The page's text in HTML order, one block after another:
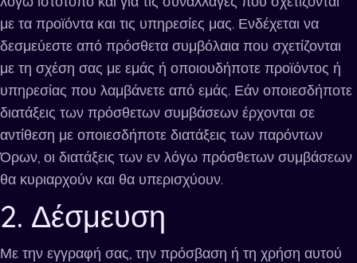
με τα προϊόντα και τις υπηρεσίες μας. Ενδέχεται να
δεσμεύεστε από πρόσθετα συμβόλαια που σχετίζονται
με τη σχέση σας με εμάς ή οποιουδήποτε προϊόντος ή
υπηρεσίας που λαμβάνετε από εμάς. Εάν οποιεσδήποτε
διατάξεις των πρόσθετων συμβάσεων έρχονται σε
αντίθεση με οποιεσδήποτε διατάξεις των παρόντων
Όρων, οι διατάξεις των εν λόγω πρόσθετων συμβάσεων
θα κυριαρχούν και θα υπερισχύουν.
2. Δέσμευση
Με την εγγραφή σας, την πρόσβαση ή τη χρήση αυτού